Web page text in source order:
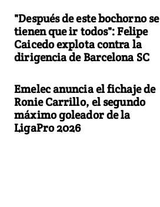
"Después de este bochorno se
tienen que ir todos": Felipe
Caicedo explota contra la
dirigencia de Barcelona SC
Emelec anuncia el fichaje de
Ronie Carrillo, el segundo
máximo goleador de la
LigaPro 2026